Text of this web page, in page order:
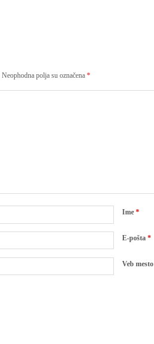
Neophodna polja su označena *
Ime *
E-pošta *
Veb mesto